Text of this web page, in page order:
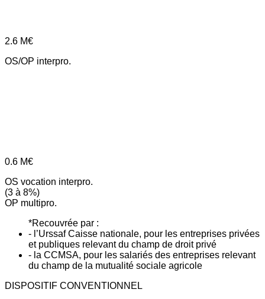
2.6 M€
OS/OP interpro.
0.6 M€
OS vocation interpro.
(3 à 8%)
OP multipro.
*Recouvrée par :
- l’Urssaf Caisse nationale, pour les entreprises privées
et publiques relevant du champ de droit privé
- la CCMSA, pour les salariés des entreprises relevant
du champ de la mutualité sociale agricole
DISPOSITIF CONVENTIONNEL